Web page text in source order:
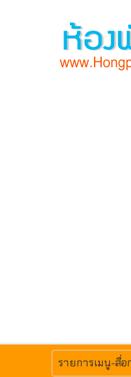
MENU
รายการเมนู-สื่